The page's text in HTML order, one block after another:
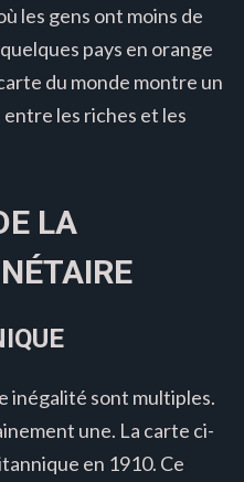
les gens ont moins de
pays en orange
du monde montre un
les riches et les
LA
inégalité sont multiples.
une. La carte ci-
en 1910. Ce